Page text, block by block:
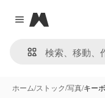
Close menu
Magnific
ホーム/ストック/写真/キー